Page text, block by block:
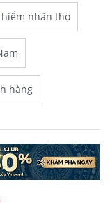
hiểm nhân thọ
hàng